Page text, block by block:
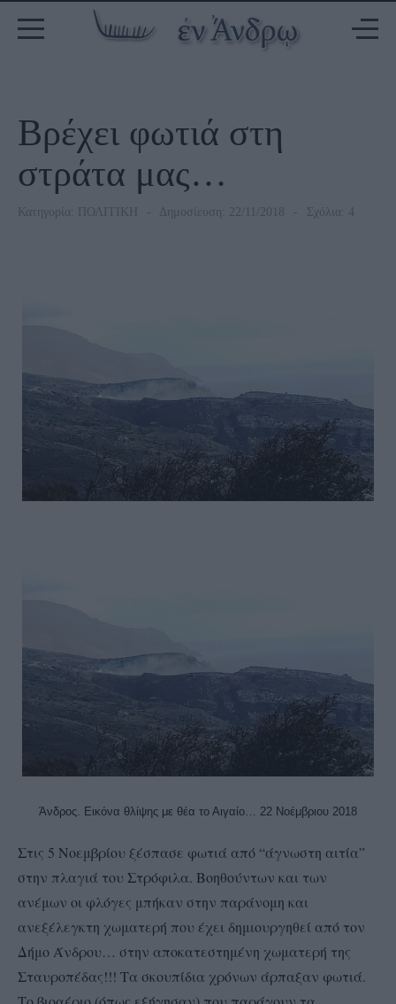
Βρέχει φωτιά στη
στράτα μας…
Κατηγορία: ΠΟΛΙΤΙΚΗ Δημοσίευση: 22/11/2018 Σχόλια: 4
Άνδρος. Εικόνα θλίψης με θέα το Αιγαίο… 22 Νοέμβριου 2018
Στις 5 Νοεμβρίου ξέσπασε φωτιά από “άγνωστη αιτία”
στην πλαγιά του Στρόφιλα. Βοηθούντων και των
ανέμων οι φλόγες μπήκαν στην παράνομη και
ανεξέλεγκτη χωματερή που έχει δημιουργηθεί από τον
Δήμο Άνδρου… στην αποκατεστημένη χωματερή της
Σταυροπέδας!!! Τα σκουπίδια χρόνων άρπαξαν φωτιά.